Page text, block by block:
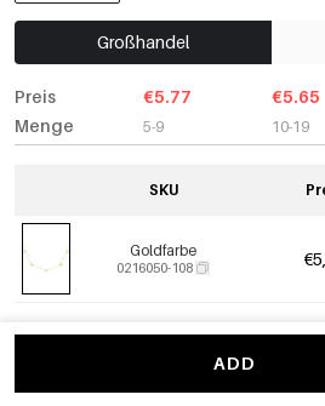
Großhandel
Preis
Menge
€5.77
5-9
€5.65
10-19
SKU
Goldfarbe
0216050-108
ADD